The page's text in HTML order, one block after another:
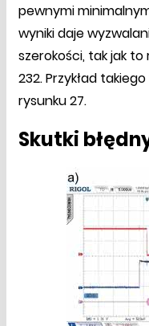
pewnymi
wyniki daje
szerokości, tak jak
232. Przykład
rysunku 27.
Skutki